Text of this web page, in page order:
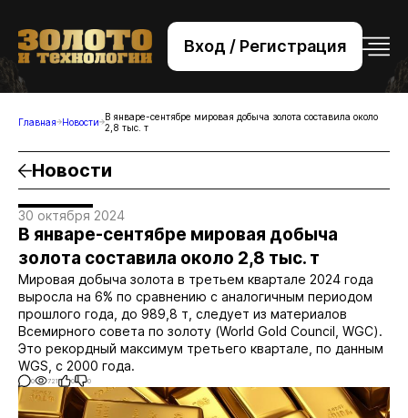
Вход / Регистрация
+7 (495) 221-76-32
bsv@zolteh.ru
Главная Новости В январе-сентябре мировая добыча золота составила около
2,8 тыс. т
Новости
30 октября 2024
В январе-сентябре мировая добыча
золота составила около 2,8 тыс. т
Мировая добыча золота в третьем квартале 2024 года
выросла на 6% по сравнению с аналогичным периодом
прошлого года, до 989,8 т, следует из материалов
Всемирного совета по золоту (World Gold Council, WGC).
Это рекордный максимум третьего квартале, по данным
WGS, с 2000 года.
0 721 0 0